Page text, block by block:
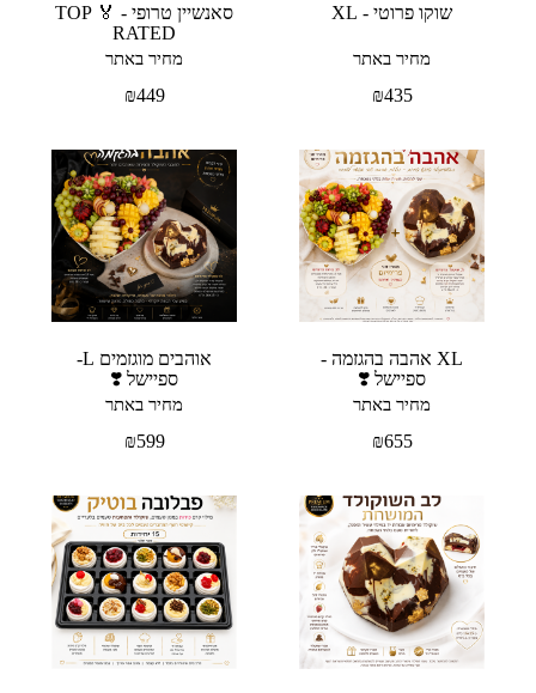
שוקו פרוטי - XL
מחיר באתר
₪435
סאנשיין טרופי - 🏅 TOP
RATED
מחיר באתר
₪449
XL אהבה בהגזמה -
ספיישל ❣️
מחיר באתר
₪655
אוהבים מוגזמים L-
ספיישל ❣️
מחיר באתר
₪599